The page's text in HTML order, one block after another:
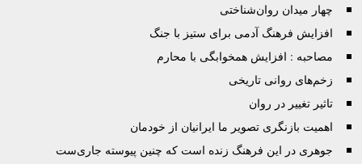
چهار میدان روان‌شناختی
افزایش فرهنگ آدمی برای ستیز با جنگ
مصاحبه : افزایش همخوابگی با محارم
زخم‌های روانی تاریخی
تاثیر تغییر در روان
اهمیت بازنگری تصویر ما ایرانیان از خودمان
جوهرى در این فرهنگ زنده است که چنین پیوسته جاری‌ست